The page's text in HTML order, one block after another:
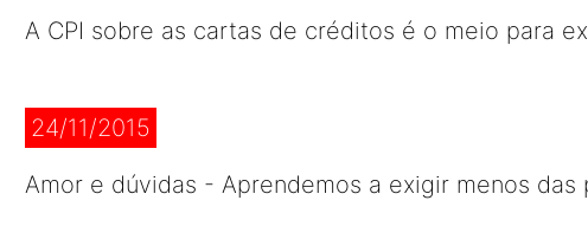
A CPI sobre as cartas de créditos é o meio para
24/11/2015
Amor e dúvidas - Aprendemos a exigir menos